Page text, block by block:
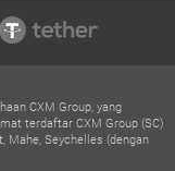
CXM Group, yang
terdaftar CXM Group (SC)
Mahe, Seychelles (dengan